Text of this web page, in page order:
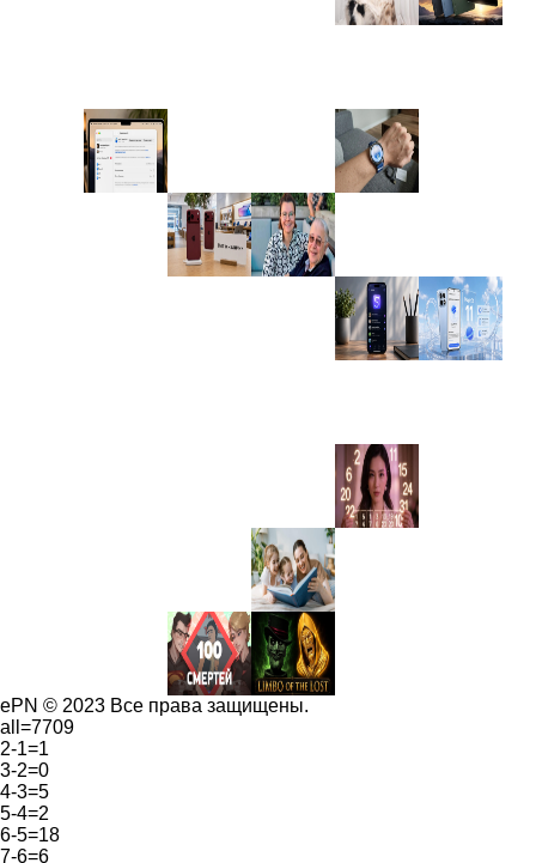
ePN © 2023 Все права защищены.
all=7709
2-1=1
3-2=0
4-3=5
5-4=2
6-5=18
7-6=6